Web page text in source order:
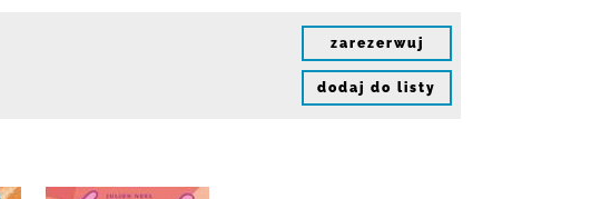
zarezerwuj
dodaj do listy